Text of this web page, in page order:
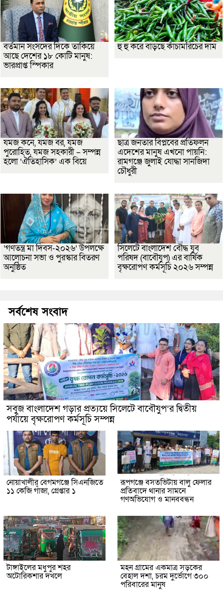
বর্তমান সংসদের দিকে তাকিয়ে
আছে দেশের ১৮ কোটি মানুষ:
ভারপ্রাপ্ত স্পিকার
হু হু করে বাড়ছে কাঁচামরিচের দাম
যমজ কনে, যমজ বর, যমজ
পুরোহিত, যমজ সহকারী – সম্পন্ন
হলো ‘ঐতিহাসিক’ এক বিয়ে
ছাত্র জনতার বিপ্লবের প্রতিফলন
এদেশের মানুষ এখনো পায়নি:
রামগঞ্জে জুলাই যোদ্ধা সানজিদা
চৌধুরী
‘গণতন্ত্র মা দিবস-২০২৬’ উপলক্ষে
আলোচনা সভা ও পুরস্কার বিতরণ
অনুষ্ঠিত
সিলেটে বাংলাদেশ বৌদ্ধ যুব
পরিষদ (বাবৌযুপ) এর বার্ষিক
বৃক্ষরোপণ কর্মসূচি ২০২৬ সম্পন্ন
সর্বশেষ সংবাদ
সবুজ বাংলাদেশ গড়ার প্রত্যয়ে সিলেটে বাবৌযুপ’র দ্বিতীয়
পর্যায়ে বৃক্ষরোপণ কর্মসূচি সম্পন্ন
নোয়াখালীর বেগমগঞ্জে সিএনজিতে
১১ কেজি গাঁজা, গ্রেপ্তার ১
রূপগঞ্জে বসতভিটায় বালু ফেলার
প্রতিবাদে থানার সামনে
গণঅভিযোগ ও মানববন্ধন
টাঙ্গাইলের মধুপুর শহর
অটোরিকশার দখলে
মহন গ্রামের একমাত্র সড়কের
বেহাল দশা, চরম দুর্ভোগে ৩০০
পরিবারের মানুষ